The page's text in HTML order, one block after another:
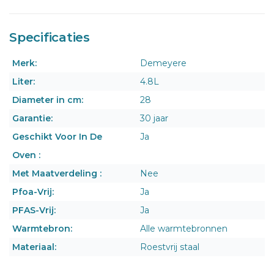
Specificaties
Merk:
Demeyere
Liter:
4.8L
Diameter in cm:
28
Garantie:
30 jaar
Geschikt Voor In De
Oven :
Ja
Met Maatverdeling :
Nee
Pfoa-Vrij:
Ja
PFAS-Vrij:
Ja
Warmtebron:
Alle warmtebronnen
Materiaal:
Roestvrij staal